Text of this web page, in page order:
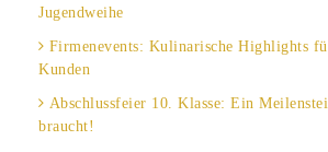
Jugendweihe
Firmenevents: Kulinarische Highlights
Kunden
Abschlussfeier 10. Klasse: Ein
braucht!